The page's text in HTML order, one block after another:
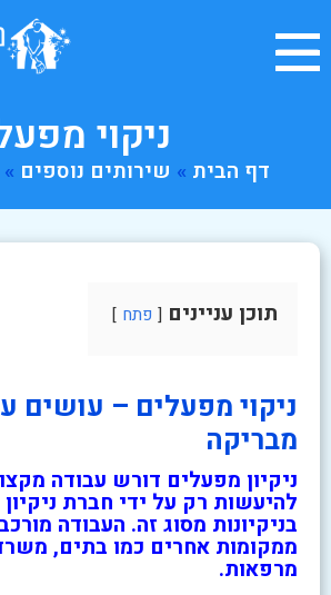
ניקוי
דף הבית » שירותים נוספים »
תוכן עניינים פתח
ניקוי מפעלים – עושים
מבריקה
ניקיון מפעלים דורש עבודה
להיעשות רק על ידי חברת ניקיון
בניקיונות מסוג זה. העבודה
ממקומות אחרים כמו בתים,
מרפאות.